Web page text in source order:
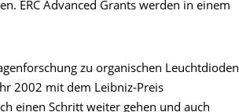
ERC Advanced Grants werden in einem
zu organischen Leuchtdioden
2002 mit dem Leibniz-Preis
einen Schritt weiter gehen und auch